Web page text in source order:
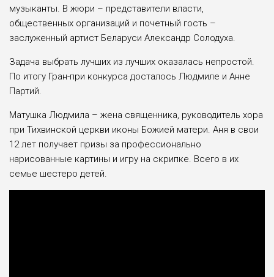
музыканты. В жюри – представители власти,
общественных организаций и почетный гость –
заслуженный артист Беларуси Александр Солодуха.
Задача выбрать лучших из лучших оказалась непростой.
По итогу Гран-при конкурса досталось Людмиле и Анне
Партий.
Матушка Людмила – жена священника, руководитель хора
при Тихвинской церкви иконы Божией матери. Аня в свои
12 лет получает призы за профессионально
нарисованные картины и игру на скрипке. Всего в их
семье шестеро детей.